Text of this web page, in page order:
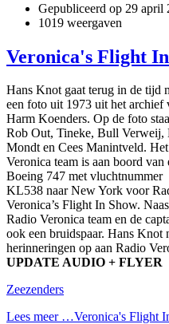
Gepubliceerd op 29 april
1019 weergaven
Veronica's Flight In
Hans Knot gaat terug in de tijd
een foto uit 1973 uit het archief
Harm Koenders. Op de foto
Rob Out, Tineke, Bull Verweij,
Mondt en Cees Manintveld. Het
Veronica team is aan boord van
Boeing 747 met vluchtnummer
KL538 naar New York voor
Veronica’s Flight In Show.
Radio Veronica team en de
ook een bruidspaar. Hans Knot
herinneringen op aan Radio
UPDATE AUDIO + FLYER
Zeezenders
Lees meer …Veronica's Flight